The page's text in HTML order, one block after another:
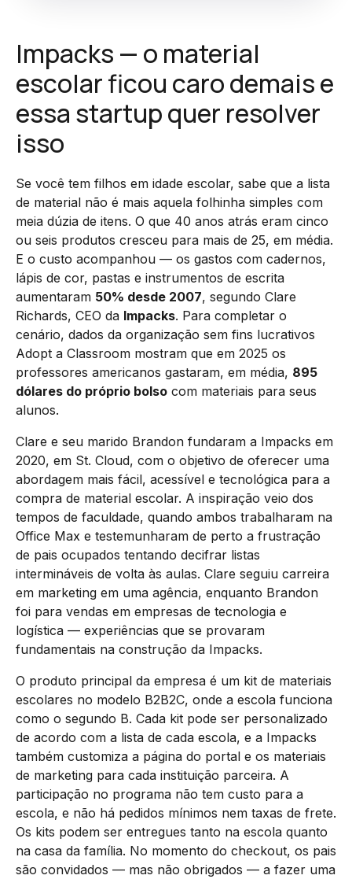
Impacks — o material
escolar ficou caro demais e
essa startup quer resolver
isso
Se você tem filhos em idade escolar, sabe que a lista
de material não é mais aquela folhinha simples com
meia dúzia de itens. O que 40 anos atrás eram cinco
ou seis produtos cresceu para mais de 25, em média.
E o custo acompanhou — os gastos com cadernos,
lápis de cor, pastas e instrumentos de escrita
aumentaram 50% desde 2007, segundo Clare
Richards, CEO da Impacks. Para completar o
cenário, dados da organização sem fins lucrativos
Adopt a Classroom mostram que em 2025 os
professores americanos gastaram, em média, 895
dólares do próprio bolso com materiais para seus
alunos.
Clare e seu marido Brandon fundaram a Impacks em
2020, em St. Cloud, com o objetivo de oferecer uma
abordagem mais fácil, acessível e tecnológica para a
compra de material escolar. A inspiração veio dos
tempos de faculdade, quando ambos trabalharam na
Office Max e testemunharam de perto a frustração
de pais ocupados tentando decifrar listas
intermináveis de volta às aulas. Clare seguiu carreira
em marketing em uma agência, enquanto Brandon
foi para vendas em empresas de tecnologia e
logística — experiências que se provaram
fundamentais na construção da Impacks.
O produto principal da empresa é um kit de materiais
escolares no modelo B2B2C, onde a escola funciona
como o segundo B. Cada kit pode ser personalizado
de acordo com a lista de cada escola, e a Impacks
também customiza a página do portal e os materiais
de marketing para cada instituição parceira. A
participação no programa não tem custo para a
escola, e não há pedidos mínimos nem taxas de frete.
Os kits podem ser entregues tanto na escola quanto
na casa da família. No momento do checkout, os pais
são convidados — mas não obrigados — a fazer uma